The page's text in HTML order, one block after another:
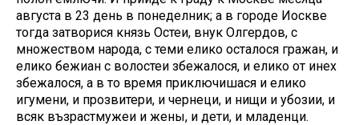
августа в 23 день в понеделник; а в городе Иоскве
тогда затворися князь Остеи, внук Олгердов, с
множеством народа, с теми елико осталося гражан, и
елико бежиан с волостеи збежалося, и елико от инех
збежалося, а в то время приключишася и елико
игумени, и прозвитери, и чернеци, и нищи и убозии, и
всяк възрастмужеи и жены, и дети, и младенци.